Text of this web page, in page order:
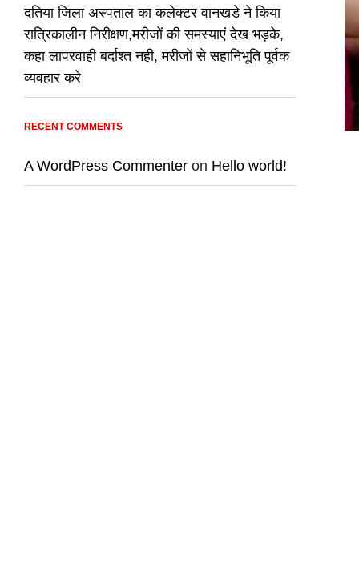
दतिया जिला अस्पताल का कलेक्टर वानखडे ने किया
रात्रिकालीन निरीक्षण,मरीजों की समस्याएं देख भड़के,
कहा लापरवाही बर्दाश्त नही, मरीजों से सहानिभूति पूर्वक
व्यवहार करे
RECENT COMMENTS
A WordPress Commenter on Hello world!